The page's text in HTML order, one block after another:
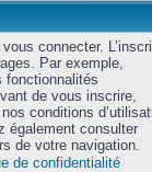
connecter.
Par exemple,
fonctionnalités
de vous inscrire,
conditions
également consulter
de votre navigation.
de confidentialité